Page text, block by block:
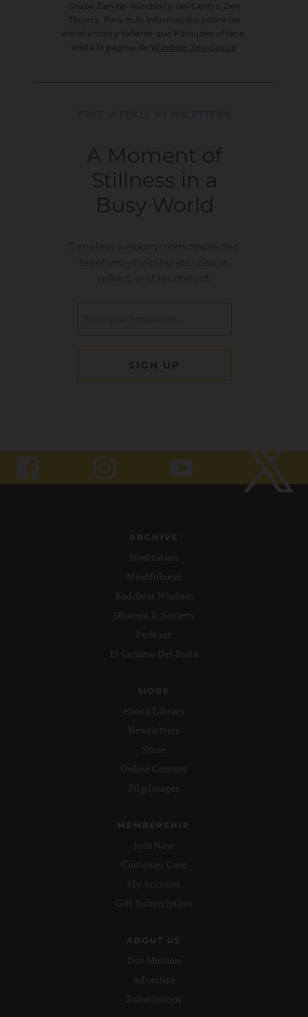
Grupo Zen de Windsor y del Centro Zen
Tijuana. Para más información sobre las
enseñanzas y talleres que Katsuzen ofrece,
visita la página de Windsor Zen Group
ARCHIVE
Meditation
Mindfulness
Buddhist Wisdom
Dharma & Society
Podcast
El Camino Del Buda
MORE
ebook Library
Newsletters
Store
Online Courses
Pilgrimages
MEMBERSHIP
Join Now
Customer Care
My Account
Gift Subscription
ABOUT US
Our Mission
Advertise
Submissions